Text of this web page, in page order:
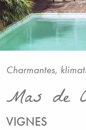
Charmantes,
Mas de
VIGNES